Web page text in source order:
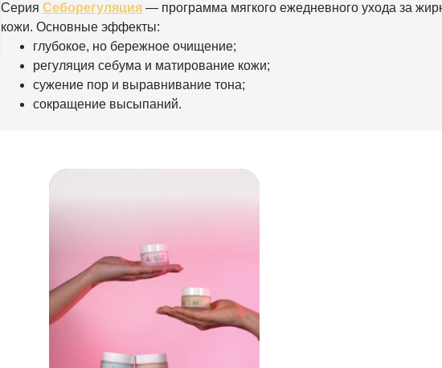
Серия Себорегуляция — программа мягкого ежедневного ухода за
кожи. Основные эффекты:
глубокое, но бережное очищение;
регуляция себума и матирование кожи;
сужение пор и выравнивание тона;
сокращение высыпаний.